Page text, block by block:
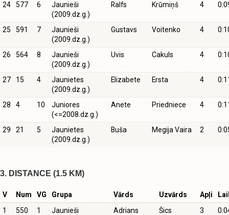
24 577 6
Jaunieši
(2009.dz.g.)
Ralfs Krūmiņš 4
25 591 7
Jaunieši
(2009.dz.g.)
Gustavs Voitenko 4
26 564 8
Jaunieši
(2009.dz.g.)
Uvis Cakuls 4
27 15 4
Jaunietes
(2009.dz.g.)
Elizabete Ersta 4
28 4 10
Juniores
(<=2008.dz.g.)
Anete Priedniece 4
29 21 5
Jaunietes
(2009.dz.g.)
Buša Megija Vaira 2
3. DISTANCE (1.5 KM)
V Num VG Grupa Vārds Uzvārds Apļi
1
550 1
Jaunieši
Adrians Šics 3